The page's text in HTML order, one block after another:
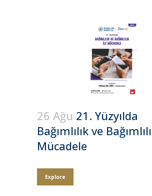
26 Ağu 21. Yüzyılda
Bağımlılık ve
Mücadele
Explore